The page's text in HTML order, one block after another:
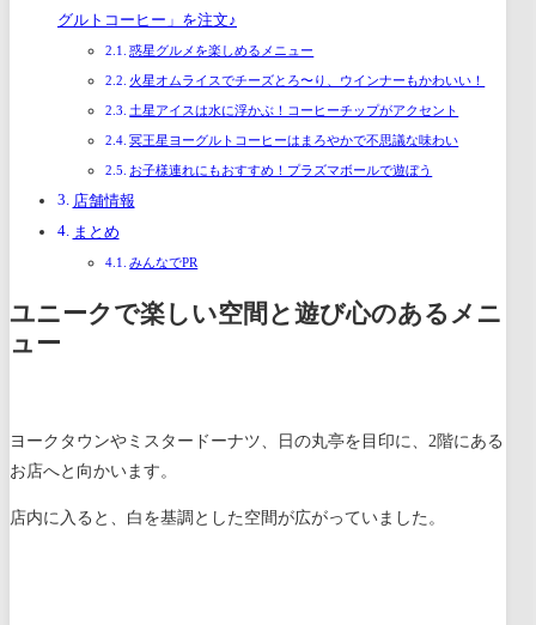
グルトコーヒー」を注文♪
惑星グルメを楽しめるメニュー
火星オムライスでチーズとろ〜り、ウインナーもかわいい！
土星アイスは水に浮かぶ！コーヒーチップがアクセント
冥王星ヨーグルトコーヒーはまろやかで不思議な味わい
お子様連れにもおすすめ！プラズマボールで遊ぼう
店舗情報
まとめ
みんなでPR
ユニークで楽しい空間と遊び心のあるメニ
ュー
ヨークタウンやミスタードーナツ、日の丸亭を目印に、2階にある
お店へと向かいます。
店内に入ると、白を基調とした空間が広がっていました。